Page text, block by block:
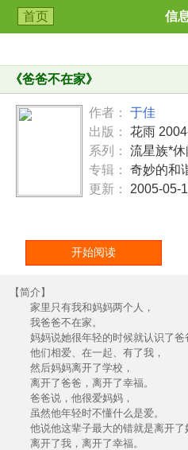
首页 信
《爸爸不在家》
作者：
于佳
出版：
花雨
系列：
流星族*
专辑：
奇妙的和
更新：
2005-05-
开始阅读
【简介】
家里只有我和妈妈两个人，
我爸爸不在家。
妈妈说她很年轻的时候就认识了爸
他们相爱、在一起、有了我，
然后妈妈离开了学校，
离开了爸爸，离开了幸福。
爸爸说，他很爱妈妈，
虽然他年轻时不懂什么是爱。
他说他这辈子最大的错就是离开了
离开了我，离开了幸福。